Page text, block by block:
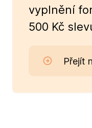
vyplnění
500 Kč
Přejít